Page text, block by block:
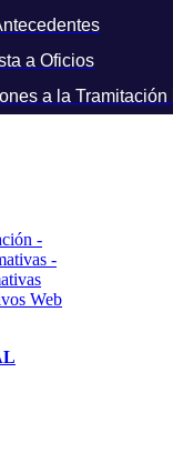
a Oficios
a la Tramitación
-
-
Web